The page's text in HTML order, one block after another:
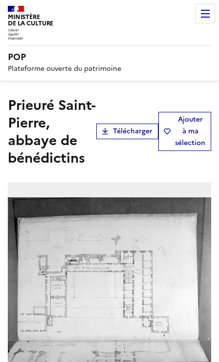
MINISTÈRE
DE LA CULTURE
POP
Plateforme ouverte du patrimoine
Prieuré Saint-
Pierre,
abbaye de
bénédictins
Télécharger
Ajouter
à ma
sélection